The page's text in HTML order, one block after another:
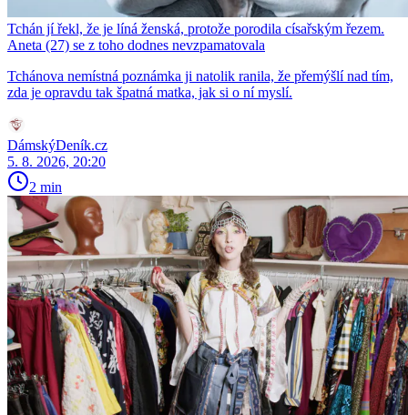
Tchán jí řekl, že je líná ženská, protože porodila císařským řezem.
Aneta (27) se z toho dodnes nevzpamatovala
Tchánova nemístná poznámka ji natolik ranila, že přemýšlí nad tím,
zda je opravdu tak špatná matka, jak si o ní myslí.
DámskýDeník.cz
5. 8. 2026, 20:20
2 min